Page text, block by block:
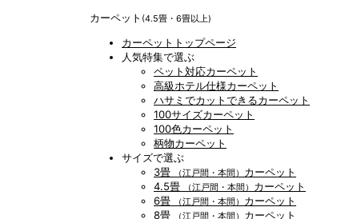
カーペット (4.5畳・6畳以上)
カーペットトップページ
人気特集で選ぶ
ペット対応カーペット
高級ホテル仕様カーペット
ハサミでカットできるカーペット
100サイズカーペット
100色カーペット
柄物カーペット
サイズで選ぶ
3畳
（江戸間・本間） カーペット
4.5畳
（江戸間・本間） カーペット
6畳
（江戸間・本間） カーペット
8畳
（江戸間・本間） カーペット